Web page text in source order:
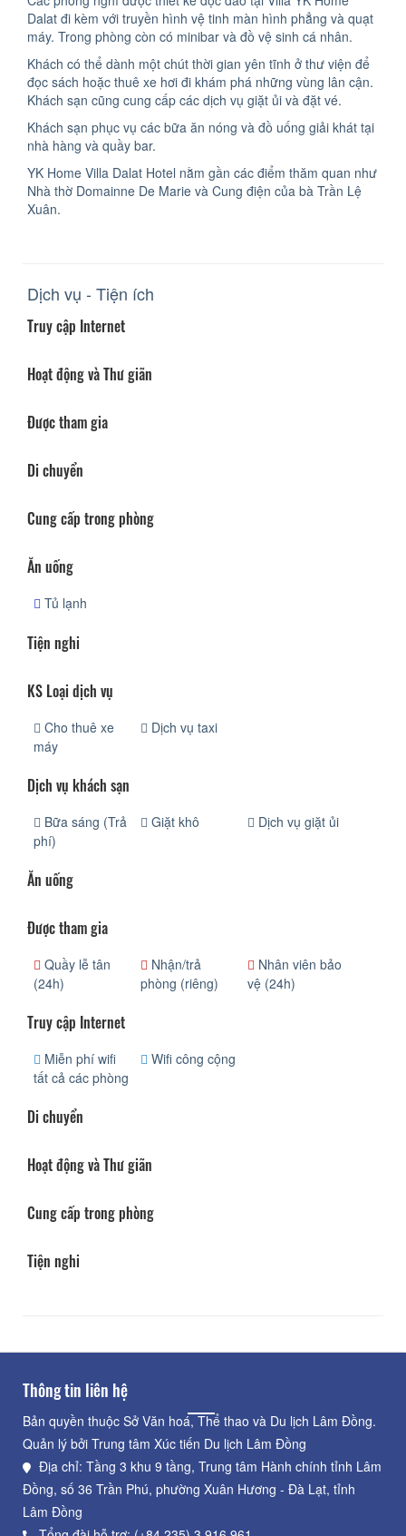
Dalat đi kèm với truyền hình vệ tinh màn hình phẳng và quạt
máy. Trong phòng còn có minibar và đồ vệ sinh cá nhân.
Khách có thể dành một chút thời gian yên tĩnh ở thư viện để
đọc sách hoặc thuê xe hơi đi khám phá những vùng lân cận.
Khách sạn cũng cung cấp các dịch vụ giặt ủi và đặt vé.
Khách sạn phục vụ các bữa ăn nóng và đồ uống giải khát tại
nhà hàng và quầy bar.
YK Home Villa Dalat Hotel nằm gần các điểm thăm quan như
Nhà thờ Domainne De Marie và Cung điện của bà Trần Lệ
Xuân.
Dịch vụ - Tiện ích
Truy cập Internet
Hoạt động và Thư giãn
Được tham gia
Di chuyển
Cung cấp trong phòng
Ăn uống
Tủ lạnh
Tiện nghi
KS Loại dịch vụ
Cho thuê xe
máy
Dịch vụ taxi
Dịch vụ khách sạn
Bữa sáng (Trả
phí)
Giặt khô Dịch vụ giặt ủi
Ăn uống
Được tham gia
Quầy lễ tân
(24h)
Nhận/trả
phòng (riêng)
Nhân viên bảo
vệ (24h)
Truy cập Internet
Miễn phí wifi
tất cả các phòng
Wifi công cộng
Di chuyển
Hoạt động và Thư giãn
Cung cấp trong phòng
Tiện nghi
Thông tin liên hệ
Bản quyền thuộc Sở Văn hoá, Thể thao và Du lịch Lâm Đồng.
Quản lý bởi Trung tâm Xúc tiến Du lịch Lâm Đồng
Địa chỉ: Tầng 3 khu 9 tầng, Trung tâm Hành chính tỉnh Lâm
Đồng, số 36 Trần Phú, phường Xuân Hương - Đà Lạt, tỉnh
Lâm Đồng